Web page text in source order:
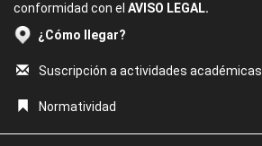
conformidad con el AVISO LEGAL.
¿Cómo llegar?
Suscripción a actividades académicas
Normatividad